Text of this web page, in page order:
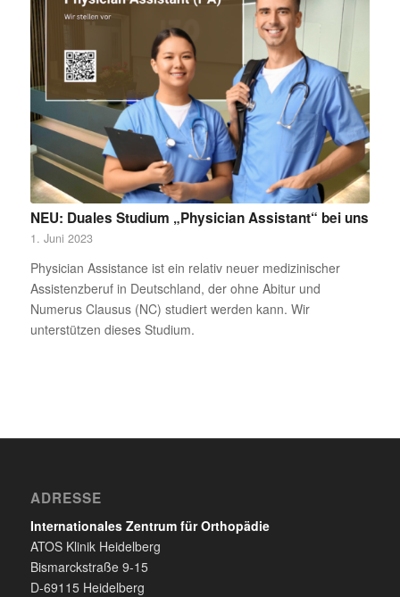
NEU: Duales Studium „Physician Assistant“ bei uns
1. Juni 2023
Physician Assistance ist ein relativ neuer medizinischer
Assistenzberuf in Deutschland, der ohne Abitur und
Numerus Clausus (NC) studiert werden kann. Wir
unterstützen dieses Studium.
ADRESSE
Internationales Zentrum für Orthopädie
ATOS Klinik Heidelberg
Bismarckstraße 9-15
D-69115 Heidelberg